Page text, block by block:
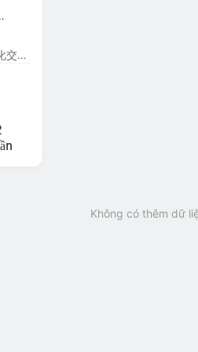
(10年以上经验，专研汇市，20多个品种量化交易策略) ★ 交易类型：程序化交易 ★ 使用杠杆率：2-3倍 ★ 盈利能力：平均月化5%-10%左右，年化约80% ★ 风险水平：日最大亏损波动小于3%，连续回撤幅度小于10% ★ 资金规则：建议选择5000美金跟随倍数填写1倍；
Không có thêm dữ